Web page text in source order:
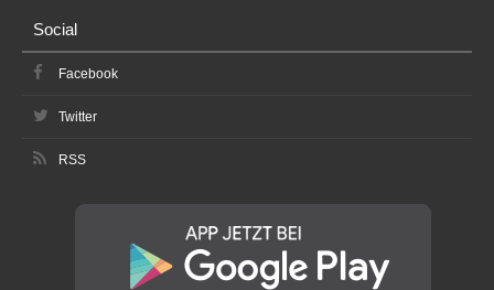
Social
Facebook
Twitter
RSS